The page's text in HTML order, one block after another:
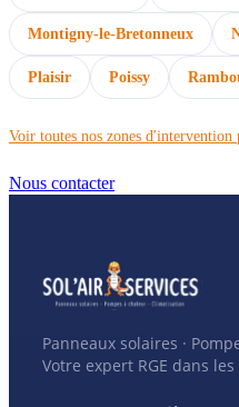
Montigny-le-Bretonneux
Plaisir Poissy
Voir toutes nos zones
Nous contacter
Panneaux solaires ·
Votre expert RGE dans